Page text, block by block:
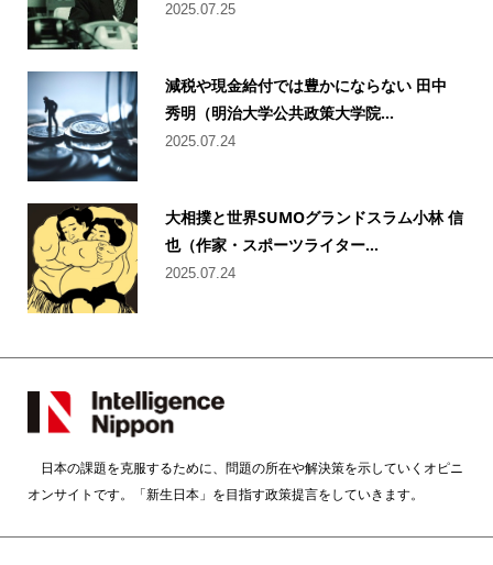
2025.07.25
減税や現金給付では豊かにならない 田中
秀明（明治大学公共政策大学院...
2025.07.24
大相撲と世界SUMOグランドスラム小林 信
也（作家・スポーツライター...
2025.07.24
日本の課題を克服するために、問題の所在や解決策を示していくオピニ
オンサイトです。「新生日本」を目指す政策提言をしていきます。